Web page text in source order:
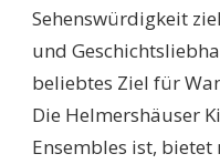
Sehenswürdigkeit
und
beliebtes Ziel für
Die Helmershäuser
Ensembles ist,